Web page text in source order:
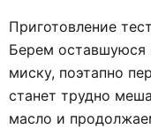
Приготовление
Берем оставшуюся
миску, поэтапно
станет трудно
масло и